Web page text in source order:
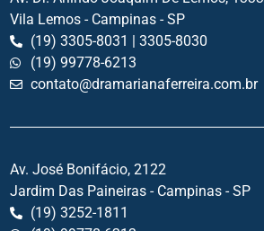
Vila Lemos - Campinas - SP
(19) 3305-8031 | 3305-8030
(19) 99778-6213
contato@dramarianaferreira.com.br
Av. José Bonifácio, 2122
Jardim Das Paineiras - Campinas - SP
(19) 3252-1811